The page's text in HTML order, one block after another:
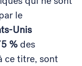
le
Unis
% des
ce titre, sont